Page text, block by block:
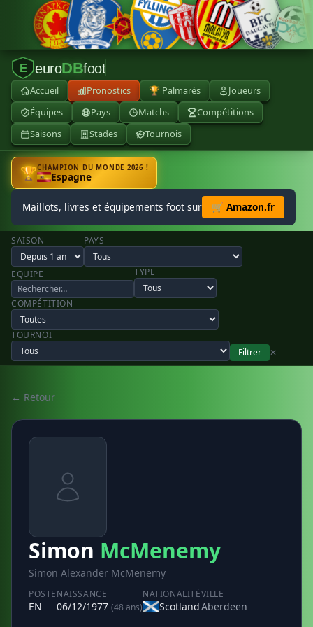
E euroDBfoot
Accueil Pronostics 🏆 Palmarès
Joueurs
Équipes
Pays Matchs
Compétitions
Saisons
Stades Tournois
🏆CHAMPION DU MONDE 2026 !
Espagne
Maillots, livres et équipements foot sur 🛒 Amazon.fr
SAISON PAYS
EQUIPE TYPE
COMPÉTITION
TOURNOI
Filtrer
✕
← Retour
Simon McMenemy
Simon Alexander McMenemy
POSTE
EN
NAISSANCE
06/12/1977 (48 ans)
NATIONALITÉ
Scotland
VILLE
Aberdeen